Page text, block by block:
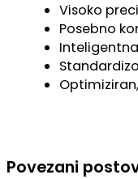
Visoko
Posebno
Povezani